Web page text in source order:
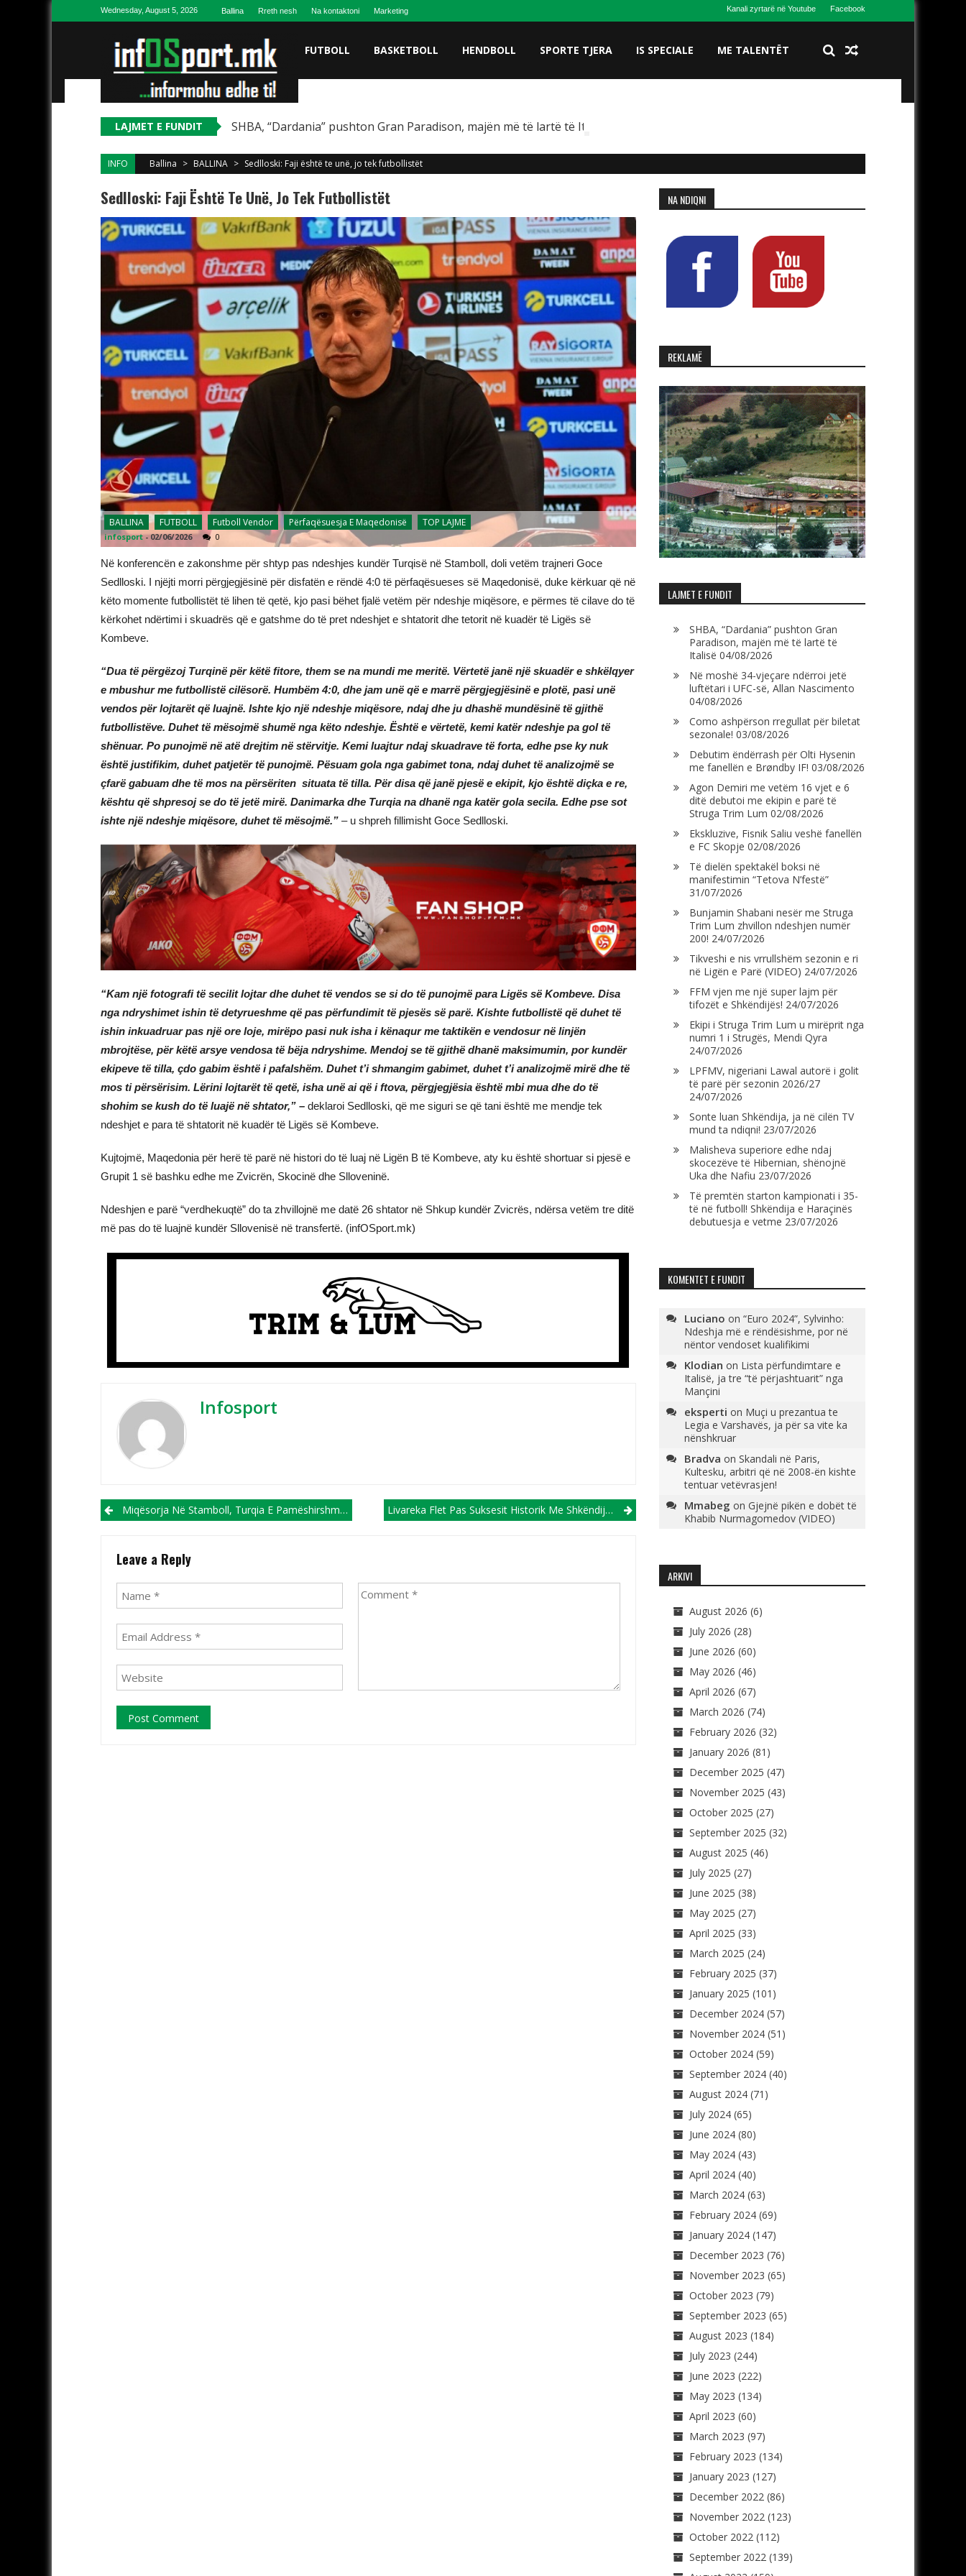
Skip to contentWednesday, August 5, 2026 Ballina Rreth nesh Na kontaktoni Marketing Kanali zyrtarë në Youtube Facebook
FUTBOLL BASKETBOLL HENDBOLL SPORTE TJERA IS SPECIALE ME TALENTËT
LAJMET E FUNDIT SHBA, “Dardania” pushton Gran Paradison, majën më të lartë të Italisë
INFO Ballina > BALLINA > Sedlloski: Faji është te unë, jo tek futbollistët
Sedlloski: Faji Është Te Unë, Jo Tek Futbollistët
BALLINA FUTBOLL Futboll Vendor Përfaqësuesja E Maqedonisë TOP LAJME
infosport -02/06/2026 0
Në konferencën e zakonshme për shtyp pas ndeshjes kundër Turqisë në Stamboll, doli vetëm trajneri Goce
Sedlloski. I njëjti morri përgjegjësinë për disfatën e rëndë 4:0 të përfaqësueses së Maqedonisë, duke kërkuar që në
këto momente futbollistët të lihen të qetë, kjo pasi bëhet fjalë vetëm për ndeshje miqësore, e përmes të cilave do të
kërkohet ndërtimi i skuadrës që e gatshme do të pret ndeshjet e shtatorit dhe tetorit në kuadër të Ligës së
Kombeve.
“Dua të përgëzoj Turqinë për këtë fitore, them se na mundi me meritë. Vërtetë janë një skuadër e shkëlqyer
e mbushur me futbollistë cilësorë. Humbëm 4:0, dhe jam unë që e marrë përgjegjësinë e plotë, pasi unë
vendos për lojtarët që luajnë. Ishte kjo një ndeshje miqësore, ndaj dhe ju dhashë mundësinë të gjithë
futbollistëve. Duhet të mësojmë shumë nga këto ndeshje. Është e vërtetë, kemi katër ndeshje pa gol të
shënuar. Po punojmë në atë drejtim në stërvitje. Kemi luajtur ndaj skuadrave të forta, edhe pse ky nuk
është justifikim, duhet patjetër të punojmë. Pësuam gola nga gabimet tona, ndaj duhet të analizojmë se
çfarë gabuam dhe të mos na përsëriten situata të tilla. Për disa që janë pjesë e ekipit, kjo është diçka e re,
kështu që shpresoj se do të jetë mirë. Danimarka dhe Turqia na dhanë nga katër gola secila. Edhe pse sot
ishte një ndeshje miqësore, duhet të mësojmë.” – u shpreh fillimisht Goce Sedlloski.
“Kam një fotografi të secilit lojtar dhe duhet të vendos se si do të punojmë para Ligës së Kombeve. Disa
nga ndryshimet ishin të detyrueshme që pas përfundimit të pjesës së parë. Kishte futbollistë që duhet të
ishin inkuadruar pas një ore loje, mirëpo pasi nuk isha i kënaqur me taktikën e vendosur në linjën
mbrojtëse, për këtë arsye vendosa të bëja ndryshime. Mendoj se të gjithë dhanë maksimumin, por kundër
ekipeve të tilla, çdo gabim është i pafalshëm. Duhet t’i shmangim gabimet, duhet t’i analizojmë mirë dhe të
mos ti përsërisim. Lërini lojtarët të qetë, isha unë ai që i ftova, përgjegjësia është mbi mua dhe do të
shohim se kush do të luajë në shtator,” – deklaroi Sedlloski, që me siguri se që tani është me mendje tek
ndeshjet e para të shtatorit në kuadër të Ligës së Kombeve.
Kujtojmë, Maqedonia për herë të parë në histori do të luaj në Ligën B të Kombeve, aty ku është shortuar si pjesë e
Grupit 1 së bashku edhe me Zvicrën, Skocinë dhe Slloveninë.
Ndeshjen e parë “verdhekuqtë” do ta zhvillojnë me datë 26 shtator në Shkup kundër Zvicrës, ndërsa vetëm tre ditë
më pas do të luajnë kundër Sllovenisë në transfertë. (infOSport.mk)
Infosport
Post navigation
Miqësorja Në Stamboll, Turqia E Pamëshirshme Ndaj Maqedonisë Livareka Flet Pas Suksesit Historik Me Shkëndijën E Haraçinës: Një Histori E Shkruar Me Mund Dhe Sakrificë
Leave a Reply
NA NDIQNI
REKLAMË
LAJMET E FUNDIT
SHBA, “Dardania” pushton Gran
Paradison, majën më të lartë të
Italisë 04/08/2026
Në moshë 34-vjeçare ndërroi jetë
luftëtari i UFC-së, Allan Nascimento
04/08/2026
Como ashpërson rregullat për biletat
sezonale! 03/08/2026
Debutim ëndërrash për Olti Hysenin
me fanellën e Brøndby IF! 03/08/2026
Agon Demiri me vetëm 16 vjet e 6
ditë debutoi me ekipin e parë të
Struga Trim Lum 02/08/2026
Ekskluzive, Fisnik Saliu veshë fanellën
e FC Skopje 02/08/2026
Të dielën spektakël boksi në
manifestimin “Tetova N’festë”
31/07/2026
Bunjamin Shabani nesër me Struga
Trim Lum zhvillon ndeshjen numër
200! 24/07/2026
Tikveshi e nis vrrullshëm sezonin e ri
në Ligën e Parë (VIDEO) 24/07/2026
FFM vjen me një super lajm për
tifozët e Shkëndijës! 24/07/2026
Ekipi i Struga Trim Lum u mirëprit nga
numri 1 i Strugës, Mendi Qyra
24/07/2026
LPFMV, nigeriani Lawal autorë i golit
të parë për sezonin 2026/27
24/07/2026
Sonte luan Shkëndija, ja në cilën TV
mund ta ndiqni! 23/07/2026
Malisheva superiore edhe ndaj
skocezëve të Hibernian, shënojnë
Uka dhe Nafiu 23/07/2026
Të premtën starton kampionati i 35-
të në futboll! Shkëndija e Haraçinës
debutuesja e vetme 23/07/2026
KOMENTET E FUNDIT
Luciano on “Euro 2024”, Sylvinho:
Ndeshja më e rëndësishme, por në
nëntor vendoset kualifikimi
Klodian on Lista përfundimtare e
Italisë, ja tre “të përjashtuarit” nga
Mançini
eksperti on Muçi u prezantua te
Legia e Varshavës, ja për sa vite ka
nënshkruar
Bradva on Skandali në Paris,
Kultesku, arbitri që në 2008-ën kishte
tentuar vetëvrasjen!
Mmabeg on Gjejnë pikën e dobët të
Khabib Nurmagomedov (VIDEO)
ARKIVI
August 2026 (6)
July 2026 (28)
June 2026 (60)
May 2026 (46)
April 2026 (67)
March 2026 (74)
February 2026 (32)
January 2026 (81)
December 2025 (47)
November 2025 (43)
October 2025 (27)
September 2025 (32)
August 2025 (46)
July 2025 (27)
June 2025 (38)
May 2025 (27)
April 2025 (33)
March 2025 (24)
February 2025 (37)
January 2025 (101)
December 2024(57)
November 2024(51)
October 2024(59)
September 2024(40)
August 2024(71)
July 2024(65)
June 2024(80)
May 2024(43)
April 2024(40)
March 2024(63)
February 2024(69)
January 2024(147)
December 2023 (76)
November 2023 (65)
October 2023 (79)
September 2023 (65)
August 2023 (184)
July 2023 (244)
June 2023 (222)
May 2023 (134)
April 2023 (60)
March 2023 (97)
February 2023 (134)
January 2023 (127)
December 2022(86)
November 2022(123)
October 2022(112)
September 2022(139)